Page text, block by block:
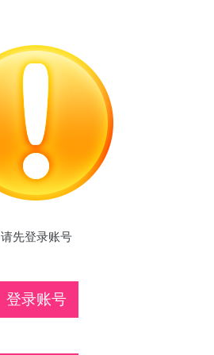
请先登录账号
登录账号